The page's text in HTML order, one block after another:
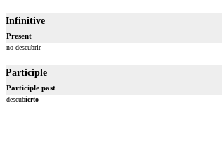
Infinitive
Present
no descubrir
Participle
Participle past
descubierto